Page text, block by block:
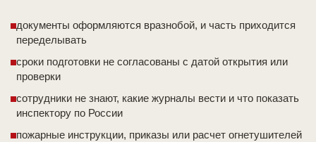
документы оформляются вразнобой, и часть приходится
переделывать
сроки подготовки не согласованы с датой открытия или
проверки
сотрудники не знают, какие журналы вести и что показать
инспектору по России
пожарные инструкции, приказы или расчет огнетушителей